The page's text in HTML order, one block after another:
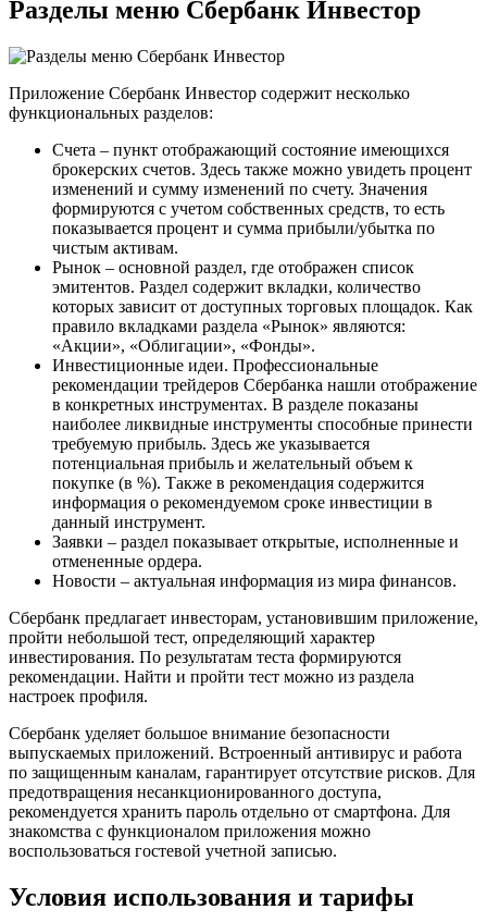
Разделы меню Сбербанк Инвестор
Приложение Сбербанк Инвестор содержит несколько
функциональных разделов:
Счета – пункт отображающий состояние имеющихся
брокерских счетов. Здесь также можно увидеть процент
изменений и сумму изменений по счету. Значения
формируются с учетом собственных средств, то есть
показывается процент и сумма прибыли/убытка по
чистым активам.
Рынок – основной раздел, где отображен список
эмитентов. Раздел содержит вкладки, количество
которых зависит от доступных торговых площадок. Как
правило вкладками раздела «Рынок» являются:
«Акции», «Облигации», «Фонды».
Инвестиционные идеи. Профессиональные
рекомендации трейдеров Сбербанка нашли отображение
в конкретных инструментах. В разделе показаны
наиболее ликвидные инструменты способные принести
требуемую прибыль. Здесь же указывается
потенциальная прибыль и желательный объем к
покупке (в %). Также в рекомендация содержится
информация о рекомендуемом сроке инвестиции в
данный инструмент.
Заявки – раздел показывает открытые, исполненные и
отмененные ордера.
Новости – актуальная информация из мира финансов.
Сбербанк предлагает инвесторам, установившим приложение,
пройти небольшой тест, определяющий характер
инвестирования. По результатам теста формируются
рекомендации. Найти и пройти тест можно из раздела
настроек профиля.
Сбербанк уделяет большое внимание безопасности
выпускаемых приложений. Встроенный антивирус и работа
по защищенным каналам, гарантирует отсутствие рисков. Для
предотвращения несанкционированного доступа,
рекомендуется хранить пароль отдельно от смартфона. Для
знакомства с функционалом приложения можно
воспользоваться гостевой учетной записью.
Условия использования и тарифы